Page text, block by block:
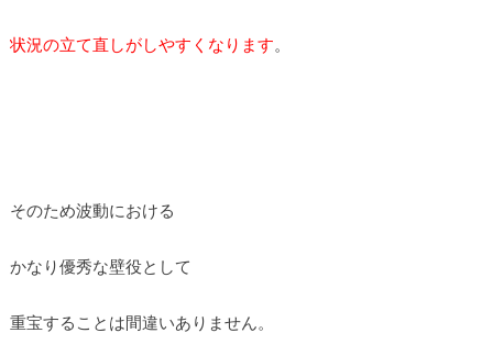
状況の立て直しがしやすくなります。
そのため波動における
かなり優秀な壁役として
重宝することは間違いありません。